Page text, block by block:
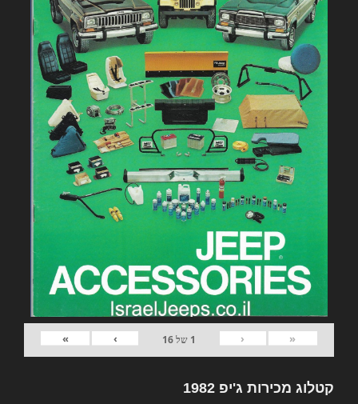
«
‹
1 של16
›
»
קטלוג מכירות ג'יפ 1982